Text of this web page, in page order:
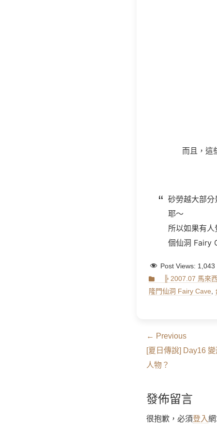
而且，這
砂勞越大部
耶～
所以如果有
個仙洞 Fairy
Post Views: 1,043
Categories
╠ 2007.07 馬來
隆門仙洞 Fairy Cave
文
章
導
覽
← Previous
Previous
post:
[夏日傳說] Day16
人物？
發佈留言
很抱歉，必須登入